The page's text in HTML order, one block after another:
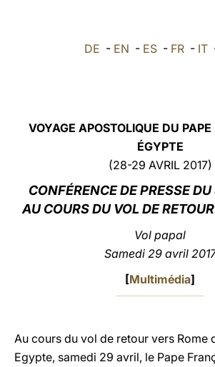
DE - EN - ES - FR - IT
VOYAGE APOSTOLIQUE DU
ÉGYPTE
(28-29 AVRIL 2017)
CONFÉRENCE DE PRESSE
AU COURS DU VOL DE
Vol papal
Samedi 29 avril
[Multimédia]
Au cours du vol de retour vers Rome
Egypte, samedi 29 avril, le Pape